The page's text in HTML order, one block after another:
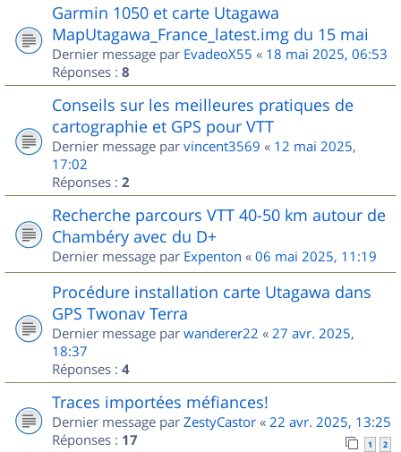
Garmin 1050 et carte Utagawa
MapUtagawa_France_latest.img du 15 mai
Dernier message par EvadeoX55 « 18 mai 2025, 06:53
Réponses : 8
Conseils sur les meilleures pratiques de
cartographie et GPS pour VTT
Dernier message par vincent3569 « 12 mai 2025,
17:02
Réponses : 2
Recherche parcours VTT 40-50 km autour de
Chambéry avec du D+
Dernier message par Expenton « 06 mai 2025, 11:19
Procédure installation carte Utagawa dans
GPS Twonav Terra
Dernier message par wanderer22 « 27 avr. 2025,
18:37
Réponses : 4
Traces importées méfiances!
Dernier message par ZestyCastor « 22 avr. 2025, 13:25
Réponses : 17 1 2